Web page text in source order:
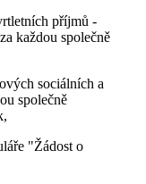
příjmů -
každou společně
sociálních a
společně
"Žádost o